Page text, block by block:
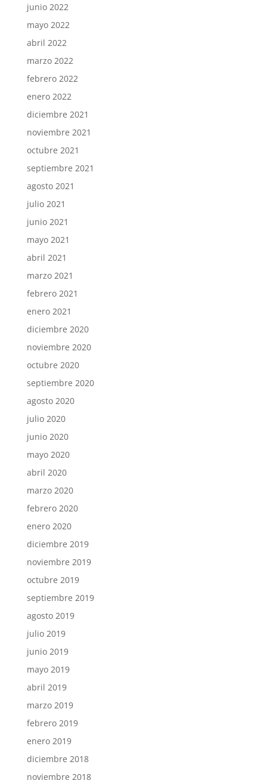
junio 2022
mayo 2022
abril 2022
marzo 2022
febrero 2022
enero 2022
diciembre 2021
noviembre 2021
octubre 2021
septiembre 2021
agosto 2021
julio 2021
junio 2021
mayo 2021
abril 2021
marzo 2021
febrero 2021
enero 2021
diciembre 2020
noviembre 2020
octubre 2020
septiembre 2020
agosto 2020
julio 2020
junio 2020
mayo 2020
abril 2020
marzo 2020
febrero 2020
enero 2020
diciembre 2019
noviembre 2019
octubre 2019
septiembre 2019
agosto 2019
julio 2019
junio 2019
mayo 2019
abril 2019
marzo 2019
febrero 2019
enero 2019
diciembre 2018
noviembre 2018